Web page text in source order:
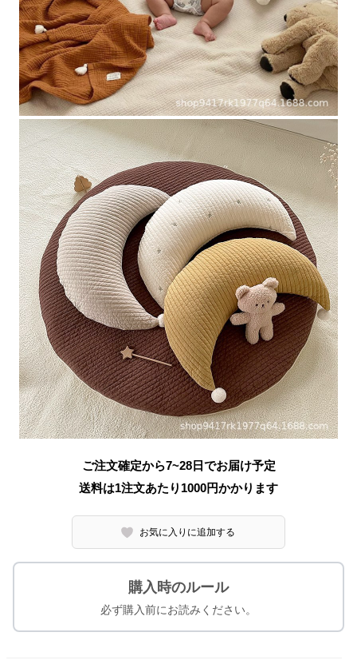
ご注文確定から7~28日でお届け予定
送料は1注文あたり 1000円かかります
お気に入りに追加する
購入時のルール
必ず購入前にお読みください。